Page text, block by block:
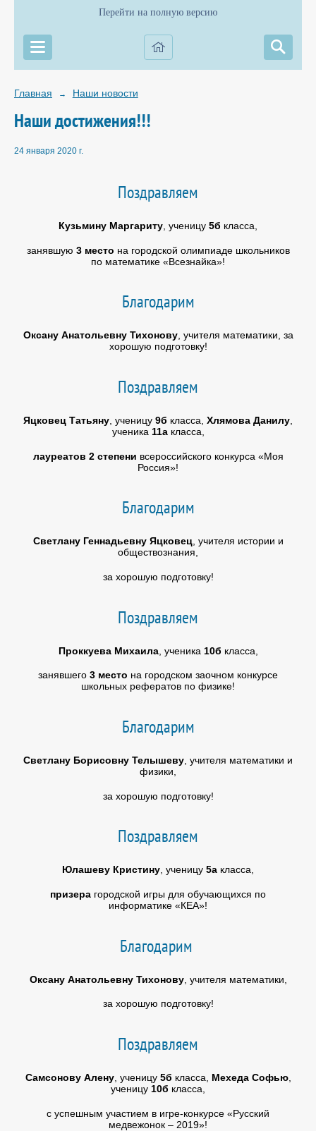
Перейти на полную версию
Главная → Наши новости
Наши достижения!!!
24 января 2020 г.
Поздравляем
Кузьмину Маргариту , ученицу 5б класса,
занявшую 3 место на городской олимпиаде школьников
по математике «Всезнайка»!
Благодарим
Оксану Анатольевну Тихонову, учителя математики, за
хорошую подготовку!
Поздравляем
Яцковец Татьяну , ученицу 9б класса, Хлямова Данилу
ученика 11акласса,
лауреатов 2 степени всероссийского конкурса «Моя
Россия»!
Благодарим
Светлану Геннадьевну Яцковец, учителя истории и
обществознания,
за хорошую подготовку!
Поздравляем
Проккуева Михаила, ученика 10б класса,
занявшего 3 место на городском заочном конкурсе
школьных рефератов по физике!
Благодарим
Светлану Борисовну Телышеву , учителя математики и
физики,
за хорошую подготовку!
Поздравляем
Юлашеву Кристину, ученицу 5а класса,
призера городской игры для обучающихся по
информатике «КЕА»!
Благодарим
Оксану Анатольевну Тихонову, учителя математики,
за хорошую подготовку!
Поздравляем
Самсонову Алену, ученицу 5б класса, Мехеда Софью,
ученицу 10б класса,
с успешным участием в игре-конкурсе «Русский
медвежонок – 2019»!